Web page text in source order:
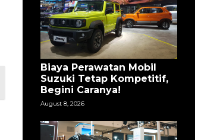
Biaya Perawatan Mobil
Suzuki Tetap Kompetitif,
Begini Caranya!
August 8, 2026